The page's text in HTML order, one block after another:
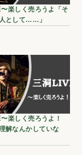
楽しく売ろうよ「そ
として……」
楽しく売ろうよ！
解なんかしていな